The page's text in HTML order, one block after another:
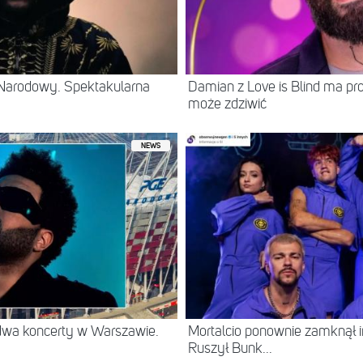
Spektakularna
Damian z Love is Blind ma
może zdziwić
NEWS
koncerty w Warszawie.
Mortalcio ponownie
Ruszył Bunk...